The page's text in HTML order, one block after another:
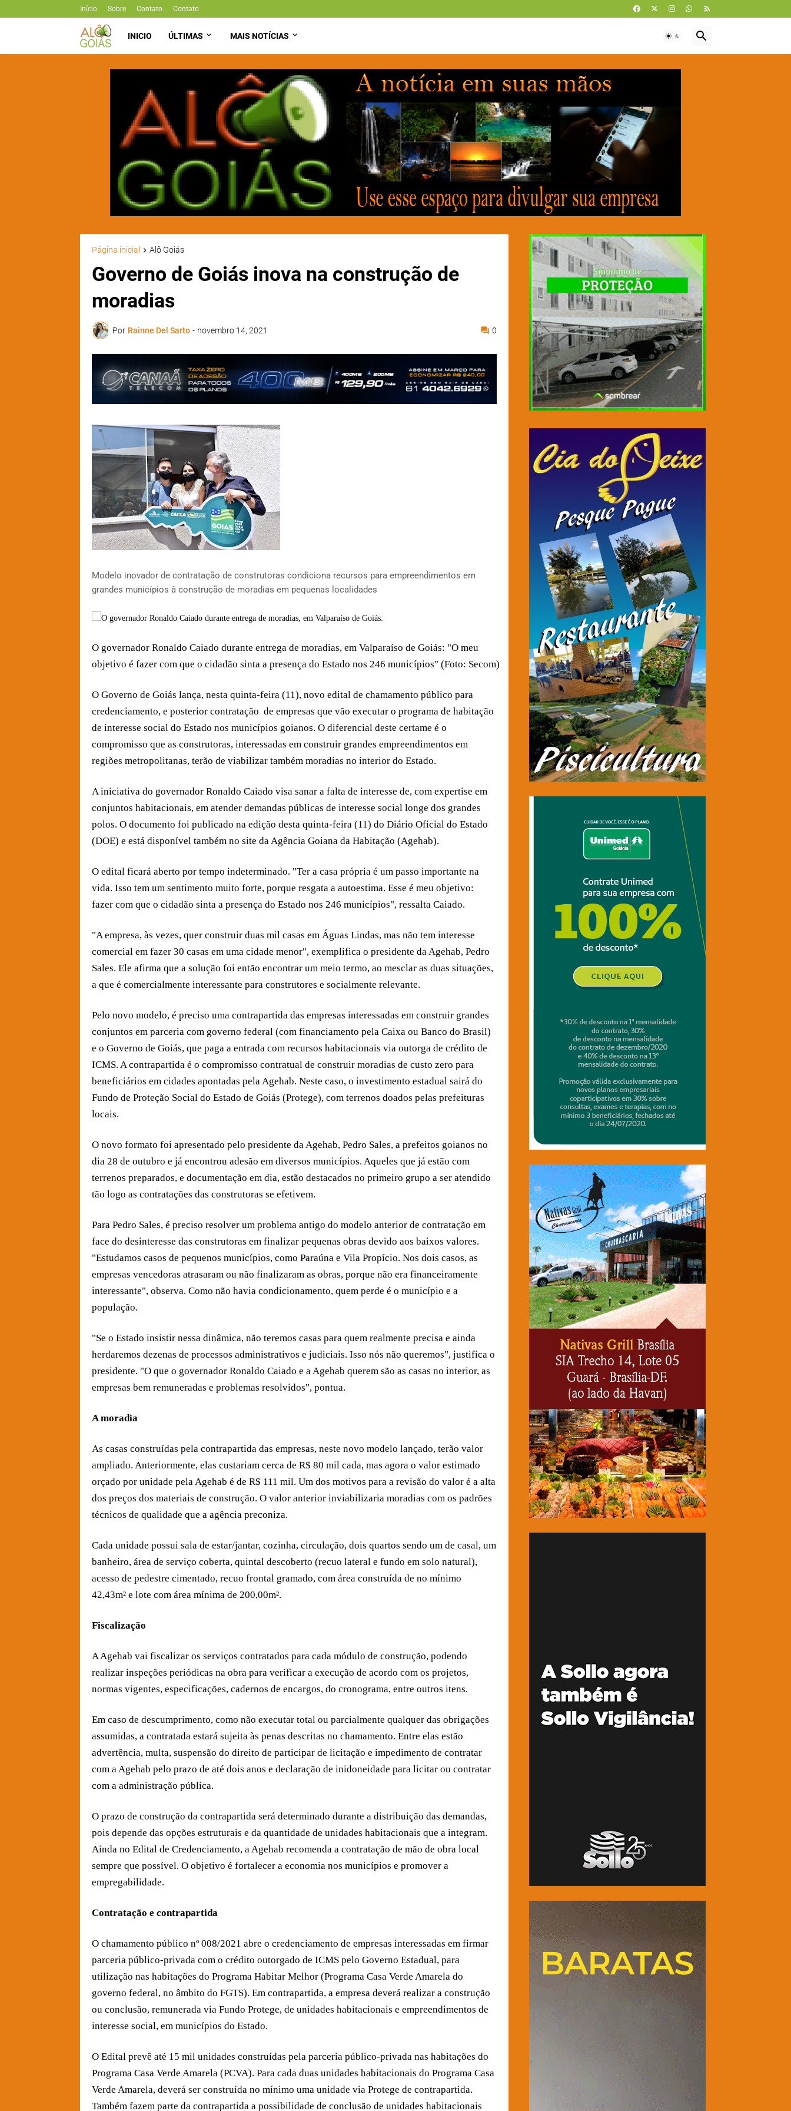
Início Sobre Contato Contato
INICIO ÚLTIMAS MAIS NOTÍCIAS
Página inicial Alô Goiás
Governo de Goiás inova na construção de
moradias
Por Rainne Del Sarto - novembro 14, 2021 0
Modelo inovador de contratação de construtoras condiciona recursos para empreendimentos em
grandes municípios à construção de moradias em pequenas localidades
O governador Ronaldo Caiado durante entrega de moradias, em Valparaíso de Goiás: "O meu
objetivo é fazer com que o cidadão sinta a presença do Estado nos 246 municípios" (Foto: Secom)
O Governo de Goiás lança, nesta quinta-feira (11), novo edital de chamamento público para
credenciamento, e posterior contratação de empresas que vão executar o programa de habitação
de interesse social do Estado nos municípios goianos. O diferencial deste certame é o
compromisso que as construtoras, interessadas em construir grandes empreendimentos em
regiões metropolitanas, terão de viabilizar também moradias no interior do Estado.
A iniciativa do governador Ronaldo Caiado visa sanar a falta de interesse de, com expertise em
conjuntos habitacionais, em atender demandas públicas de interesse social longe dos grandes
polos. O documento foi publicado na edição desta quinta-feira (11) do Diário Oficial do Estado
(DOE) e está disponível também no site da Agência Goiana da Habitação (Agehab).
O edital ficará aberto por tempo indeterminado. "Ter a casa própria é um passo importante na
vida. Isso tem um sentimento muito forte, porque resgata a autoestima. Esse é meu objetivo:
fazer com que o cidadão sinta a presença do Estado nos 246 municípios", ressalta Caiado.
"A empresa, às vezes, quer construir duas mil casas em Águas Lindas, mas não tem interesse
comercial em fazer 30 casas em uma cidade menor", exemplifica o presidente da Agehab, Pedro
Sales. Ele afirma que a solução foi então encontrar um meio termo, ao mesclar as duas situações,
a que é comercialmente interessante para construtores e socialmente relevante.
Pelo novo modelo, é preciso uma contrapartida das empresas interessadas em construir grandes
conjuntos em parceria com governo federal (com financiamento pela Caixa ou Banco do Brasil)
e o Governo de Goiás, que paga a entrada com recursos habitacionais via outorga de crédito de
ICMS. A contrapartida é o compromisso contratual de construir moradias de custo zero para
beneficiários em cidades apontadas pela Agehab. Neste caso, o investimento estadual sairá do
Fundo de Proteção Social do Estado de Goiás (Protege), com terrenos doados pelas prefeituras
locais.
O novo formato foi apresentado pelo presidente da Agehab, Pedro Sales, a prefeitos goianos no
dia 28 de outubro e já encontrou adesão em diversos municípios. Aqueles que já estão com
terrenos preparados, e documentação em dia, estão destacados no primeiro grupo a ser atendido
tão logo as contratações das construtoras se efetivem.
Para Pedro Sales, é preciso resolver um problema antigo do modelo anterior de contratação em
face do desinteresse das construtoras em finalizar pequenas obras devido aos baixos valores.
"Estudamos casos de pequenos municípios, como Paraúna e Vila Propício. Nos dois casos, as
empresas vencedoras atrasaram ou não finalizaram as obras, porque não era financeiramente
interessante", observa. Como não havia condicionamento, quem perde é o município e a
população.
"Se o Estado insistir nessa dinâmica, não teremos casas para quem realmente precisa e ainda
herdaremos dezenas de processos administrativos e judiciais. Isso nós não queremos", justifica o
presidente. "O que o governador Ronaldo Caiado e a Agehab querem são as casas no interior, as
empresas bem remuneradas e problemas resolvidos", pontua.
A moradia
As casas construídas pela contrapartida das empresas, neste novo modelo lançado, terão valor
ampliado. Anteriormente, elas custariam cerca de R$ 80 mil cada, mas agora o valor estimado
orçado por unidade pela Agehab é de R$ 111 mil. Um dos motivos para a revisão do valor é a alta
dos preços dos materiais de construção. O valor anterior inviabilizaria moradias com os padrões
técnicos de qualidade que a agência preconiza.
Cada unidade possui sala de estar/jantar, cozinha, circulação, dois quartos sendo um de casal, um
banheiro, área de serviço coberta, quintal descoberto (recuo lateral e fundo em solo natural),
acesso de pedestre cimentado, recuo frontal gramado, com área construída de no mínimo
42,43m² e lote com área mínima de 200,00m².
Fiscalização
A Agehab vai fiscalizar os serviços contratados para cada módulo de construção, podendo
realizar inspeções periódicas na obra para verificar a execução de acordo com os projetos,
normas vigentes, especificações, cadernos de encargos, do cronograma, entre outros itens.
Em caso de descumprimento, como não executar total ou parcialmente qualquer das obrigações
assumidas, a contratada estará sujeita às penas descritas no chamamento. Entre elas estão
advertência, multa, suspensão do direito de participar de licitação e impedimento de contratar
com a Agehab pelo prazo de até dois anos e declaração de inidoneidade para licitar ou contratar
com a administração pública.
O prazo de construção da contrapartida será determinado durante a distribuição das demandas,
pois depende das opções estruturais e da quantidade de unidades habitacionais que a integram.
Ainda no Edital de Credenciamento, a Agehab recomenda a contratação de mão de obra local
sempre que possível. O objetivo é fortalecer a economia nos municípios e promover a
empregabilidade.
Contratação e contrapartida
O chamamento público nº 008/2021 abre o credenciamento de empresas interessadas em firmar
parceria público-privada com o crédito outorgado de ICMS pelo Governo Estadual, para
utilização nas habitações do Programa Habitar Melhor (Programa Casa Verde Amarela do
governo federal, no âmbito do FGTS). Em contrapartida, a empresa deverá realizar a construção
ou conclusão, remunerada via Fundo Protege, de unidades habitacionais e empreendimentos de
interesse social, em municípios do Estado.
O Edital prevê até 15 mil unidades construídas pela parceria público-privada nas habitações do
Programa Casa Verde Amarela (PCVA). Para cada duas unidades habitacionais do Programa Casa
Verde Amarela, deverá ser construída no mínimo uma unidade via Protege de contrapartida.
Também fazem parte da contrapartida a possibilidade de conclusão de unidades habitacionais